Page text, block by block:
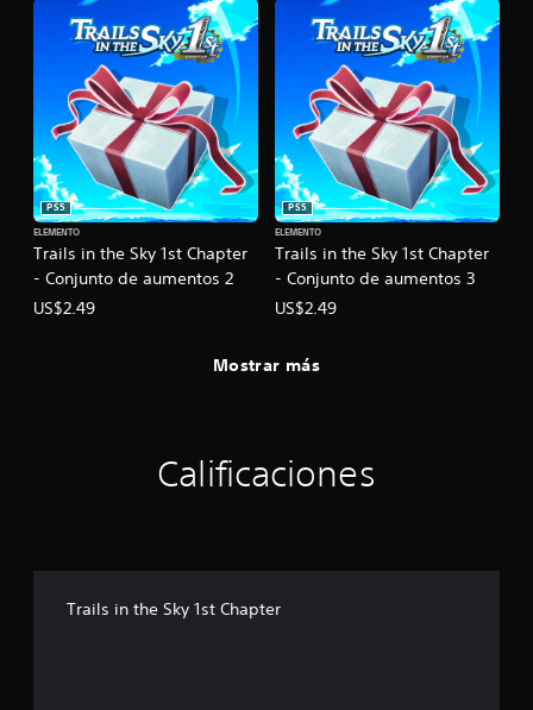
Trails in the Sky 1st Chapter
- Conjunto de aumentos 2
PS5
ELEMENTO
US$2.49
Trails in the Sky 1st Chapter
- Conjunto de aumentos 3
PS5
ELEMENTO
US$2.49
Mostrar más
Calificaciones
Trails in the Sky 1st Chapter